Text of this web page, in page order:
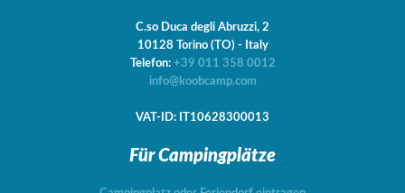
C.so Duca degli Abruzzi, 2
10128 Torino (TO) - Italy
Telefon: +39 011 358 0012
info@koobcamp.com
VAT-ID: IT10628300013
Für Campingplätze